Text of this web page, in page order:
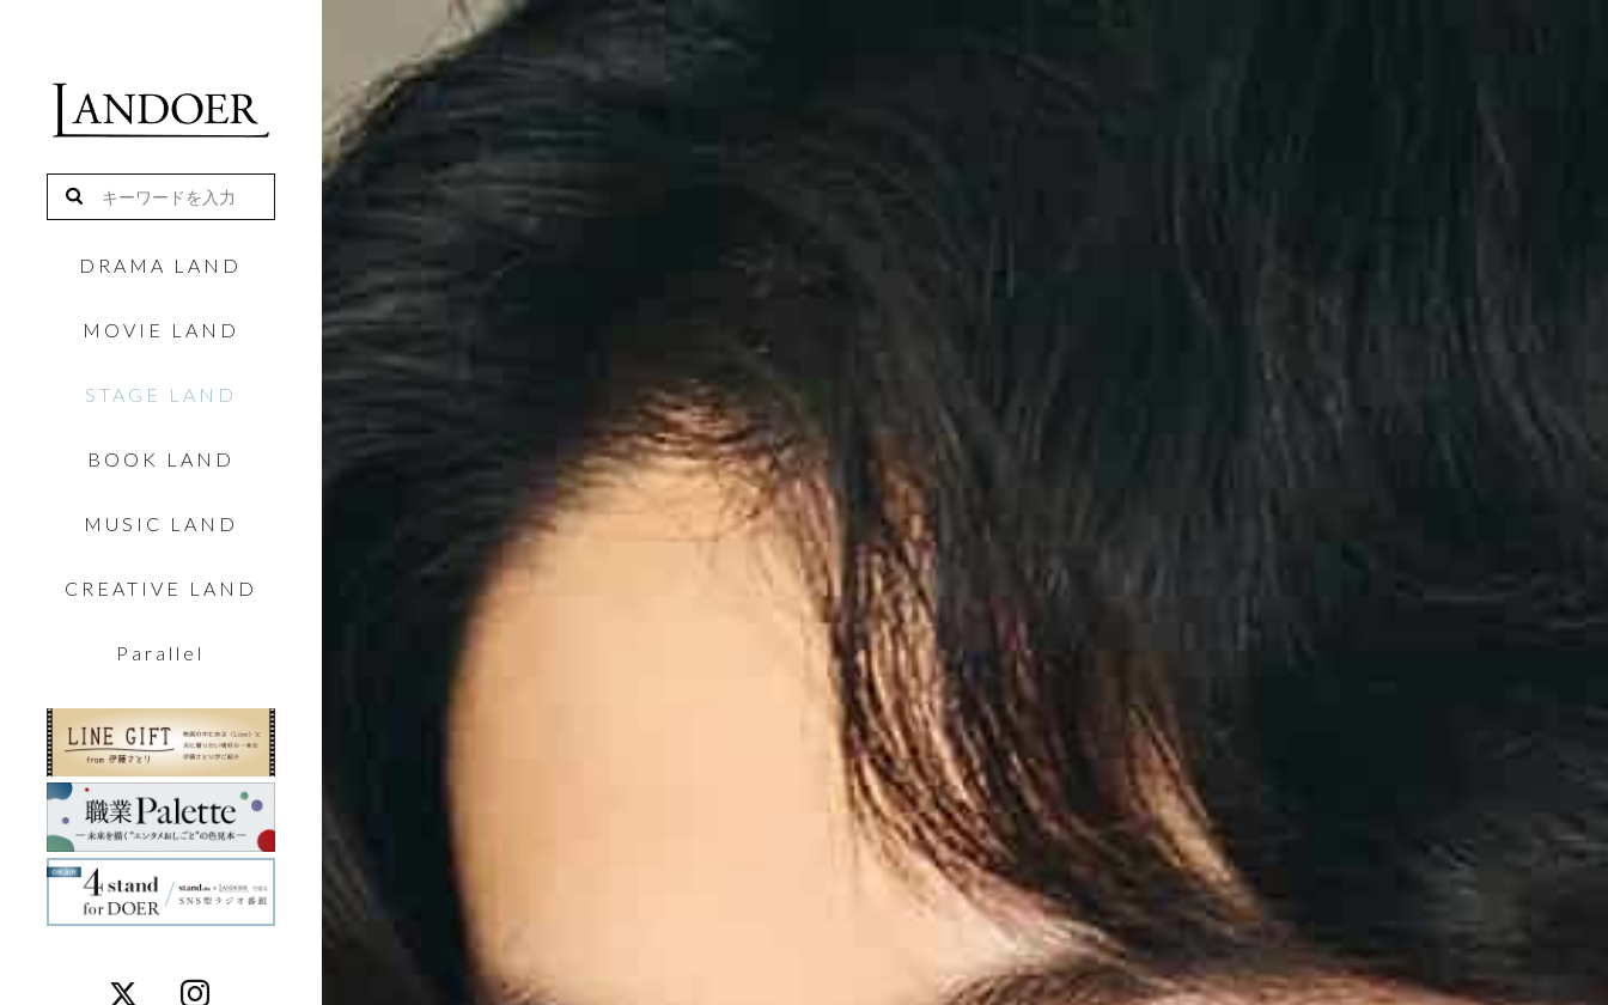
DRAMA LAND
MOVIE LAND
STAGE LAND
BOOK LAND
MUSIC LAND
CREATIVE LAND
Parallel